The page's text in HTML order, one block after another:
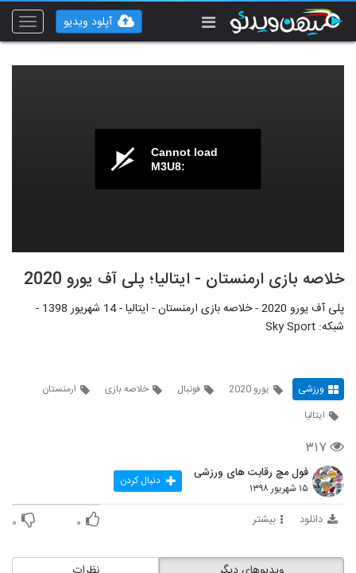
Toggle
آپلود ویدیو
Cannot load
M3U8:
خلاصه بازی ارمنستان - ایتالیا؛ پلی آف یورو 2020
پلی آف یورو 2020 - خلاصه بازی ارمنستان - ایتالیا - 14 شهریور 1398 -
شبکه: Sky Sport
ورزشی یورو 2020 فوتبال خلاصه بازی
ارمنستان
ایتالیا
۳۱۷
فول مچ رقابت های ورزشی
۱۵ شهریور ۱۳۹۸ دنبال کردن
دانلود بیشتر ۰ ۰